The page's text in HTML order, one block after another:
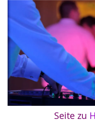
Seite zu